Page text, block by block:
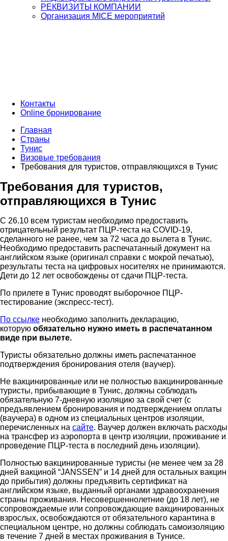
РЕКВИЗИТЫ КОМПАНИИ
Организация MICE мероприятий
Контакты
Online бронирование
Главная
Страны
Тунис
Визовые требования
Требования для туристов, отправляющихся в Тунис
Требования для туристов,
отправляющихся в Тунис
С 26.10 всем туристам необходимо предоставить
отрицательный результат ПЦР-теста на COVID-19,
сделанного не ранее, чем за 72 часа до вылета в Тунис.
Необходимо предоставить распечатанный документ на
английском языке (оригинал справки с мокрой печатью),
результаты теста на цифровых носителях не принимаются.
Дети до 12 лет освобождены от сдачи ПЦР-теста.
По прилете в Тунис проводят выборочное ПЦР-
тестирование (экспресс-тест).
По ссылке необходимо заполнить декларацию,
которую обязательно нужно иметь в распечатанном
виде при вылете.
Туристы обязательно должны иметь распечатанное
подтверждения бронирования отеля (ваучер).
Не вакцинированные или не полностью вакцинированные
туристы, прибывающие в Тунис, должны соблюдать
обязательную 7-дневную изоляцию за свой счет (с
предъявлением бронирования и подтверждением оплаты
(ваучера) в одном из специальных центров изоляции,
перечисленных на сайте. Ваучер должен включать расходы
на трансфер из аэропорта в центр изоляции, проживание и
проведение ПЦР-теста в последний день изоляции).
Полностью вакцинированные туристы (не менее чем за 28
дней вакциной “JANSSEN” и 14 дней для остальных вакцин
до прибытия) должны предъявить сертификат на
английском языке, выданный органами здравоохранения
страны проживания. Несовершеннолетние (до 18 лет), не
сопровождаемые или сопровождающие вакцинированных
взрослых, освобождаются от обязательного карантина в
специальном центре, но должны соблюдать самоизоляцию
в течение 7 дней в местах проживания в Тунисе.